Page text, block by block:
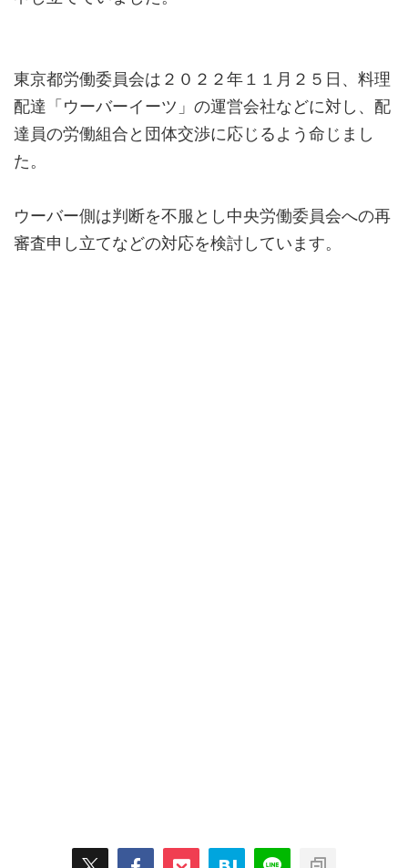
東京都労働委員会は２０２２年１１月２５日、料理
配達「ウーバーイーツ」の運営会社などに対し、配
達員の労働組合と団体交渉に応じるよう命じまし
た。
ウーバー側は判断を不服とし中央労働委員会への再
審査申し立てなどの対応を検討しています。